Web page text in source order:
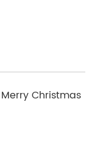
Merry Christmas